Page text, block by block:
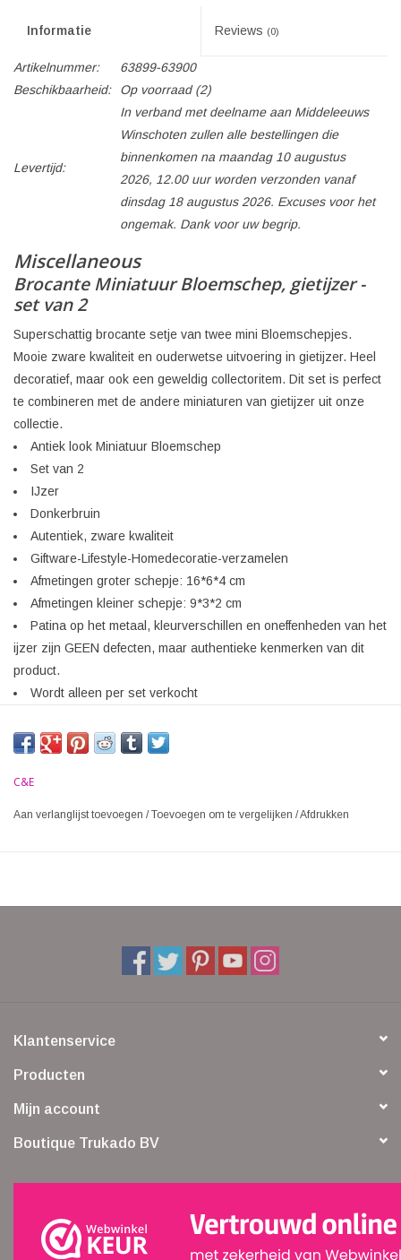
Informatie Reviews (0)
Artikelnummer:
63899-63900
Beschikbaarheid:
Op voorraad(2)
Levertijd:
In verband met deelname aan Middeleeuws
Winschoten zullen alle bestellingen die
binnenkomen na maandag 10 augustus
2026, 12.00 uur worden verzonden vanaf
dinsdag 18 augustus 2026. Excuses voor het
ongemak. Dank voor uw begrip.
Miscellaneous
Brocante Miniatuur Bloemschep, gietijzer -
set van 2
Superschattig brocante setje van twee mini Bloemschepjes.
Mooie zware kwaliteit en ouderwetse uitvoering in gietijzer. Heel
decoratief, maar ook een geweldig collectoritem. Dit set is perfect
te combineren met de andere miniaturen van gietijzer uit onze
collectie.
Antiek look Miniatuur Bloemschep
Set van 2
IJzer
Donkerbruin
Autentiek, zware kwaliteit
Giftware-Lifestyle-Homedecoratie-verzamelen
Afmetingen groter schepje: 16*6*4 cm
Afmetingen kleiner schepje: 9*3*2 cm
Patina op het metaal, kleurverschillen en oneffenheden van het
ijzer zijn GEEN defecten, maar authentieke kenmerken van dit
product.
Wordt alleen per set verkocht
C&E
Aan verlanglijst toevoegen /Toevoegen om te vergelijken /Afdrukken
Klantenservice
Producten
Mijn account
Boutique Trukado BV